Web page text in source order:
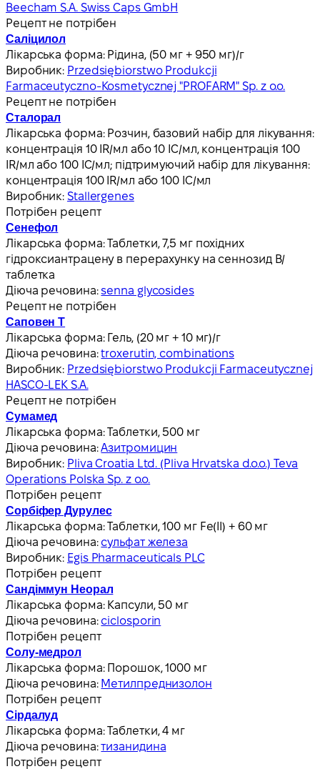
Beecham S.A. Swiss Caps GmbH
Рецепт не потрібен
Саліцилол
Лікарська форма: Рідина, (50 мг + 950 мг)/г
Виробник: Przedsiębiorstwo Produkcji
Farmaceutyczno-Kosmetycznej "PROFARM" Sp. z o.o.
Рецепт не потрібен
Сталорал
Лікарська форма: Розчин, базовий набір для лікування:
концентрація 10 IR/мл або 10 IC/мл, концентрація 100
IR/мл або 100 IC/мл; підтримуючий набір для лікування:
концентрація 100 IR/мл або 100 IC/мл
Виробник:Stallergenes
Потрібен рецепт
Сенефол
Лікарська форма:Таблетки, 7,5 мг похідних
гідроксиантрацену в перерахунку на сеннозид B/
таблетка
Діюча речовина:senna glycosides
Рецепт не потрібен
Саповен Т
Лікарська форма: Гель, (20 мг + 10 мг)/г
Діюча речовина:troxerutin, combinations
Виробник: Przedsiębiorstwo Produkcji Farmaceutycznej
HASCO-LEK S.A.
Рецепт не потрібен
Сумамед
Лікарська форма:Таблетки, 500 мг
Діюча речовина:Азитромицин
Виробник: Pliva Croatia Ltd. (Pliva Hrvatska d.o.o.) Teva
Operations Polska Sp. z o.o.
Потрібен рецепт
Сорбіфер Дурулес
Лікарська форма:Таблетки, 100 мг Fe(II) + 60 мг
Діюча речовина: сульфат железа
Виробник: Egis Pharmaceuticals PLC
Потрібен рецепт
Сандіммун Неорал
Лікарська форма: Капсули, 50 мг
Діюча речовина: ciclosporin
Потрібен рецепт
Солу-медрол
Лікарська форма: Порошок, 1000 мг
Діюча речовина: Метилпреднизолон
Потрібен рецепт
Сірдалуд
Лікарська форма:Таблетки, 4 мг
Діюча речовина:тизанидина
Потрібен рецепт